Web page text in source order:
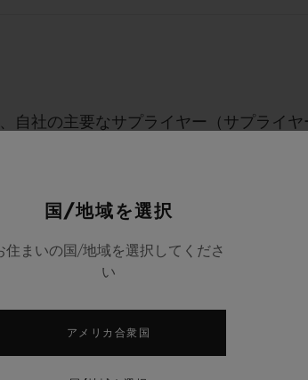
社の主要なサプライヤー（サプライヤ
規範はウブロのサプライヤーに対し、
現代の奴隷制および人身売買、事業の
行動規範はベンダーに対し、その事業
ーが慎重に選択されていることを確実
を遵守しているかどうかを検証し、随
国/地域を選択
住まいの国/地域を選択してくださ
い
アメリカ合衆国